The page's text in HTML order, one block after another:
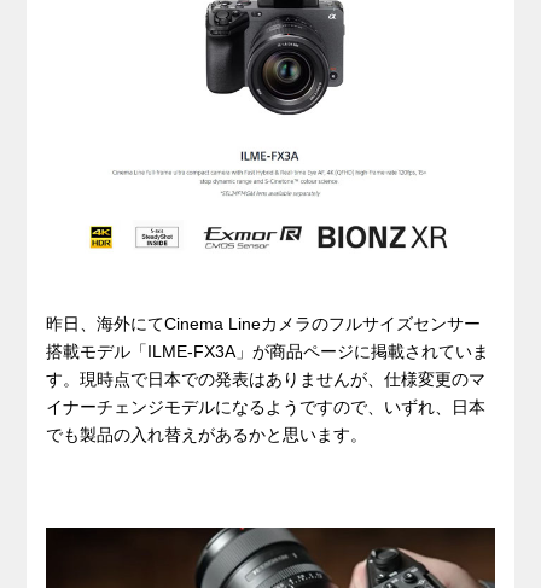
昨日、海外にてCinema Lineカメラのフルサイズセンサー
搭載モデル「ILME-FX3A」が商品ページに掲載されていま
す。現時点で日本での発表はありませんが、仕様変更のマ
イナーチェンジモデルになるようですので、いずれ、日本
でも製品の入れ替えがあるかと思います。